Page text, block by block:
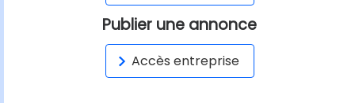
Publier une annonce
Accès entreprise